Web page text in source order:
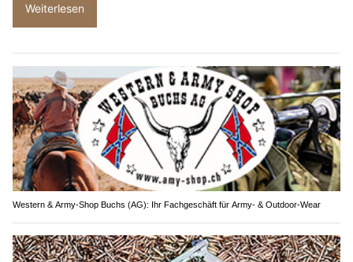
Weiterlesen
Western & Army-Shop Buchs (AG): Ihr Fachgeschäft für Army- & Outdoor-Wear